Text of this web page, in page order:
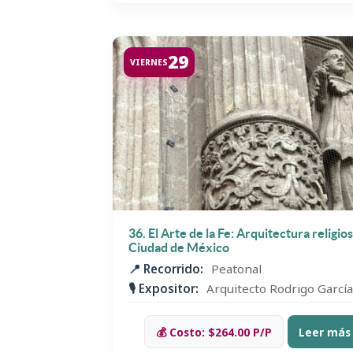
VIERNES29
36. El Arte de la Fe: Arquitectura
Ciudad de México
📍 Recorrido: Peatonal
🎙️ Expositor: Arquitecto Rodrigo
💰 Costo: $264.00 P/P Leer más